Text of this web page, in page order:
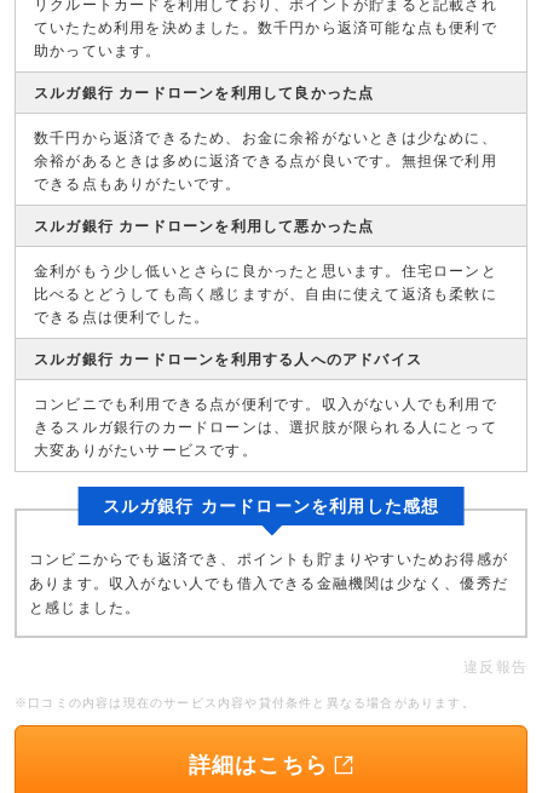
リクルートカードを利用しており、ポイントが貯まると記載され
ていたため利用を決めました。数千円から返済可能な点も便利で
助かっています。
スルガ銀行 カードローンを利用して良かった点
数千円から返済できるため、お金に余裕がないときは少なめに、
余裕があるときは多めに返済できる点が良いです。無担保で利用
できる点もありがたいです。
スルガ銀行 カードローンを利用して悪かった点
金利がもう少し低いとさらに良かったと思います。住宅ローンと
比べるとどうしても高く感じますが、自由に使えて返済も柔軟に
できる点は便利でした。
スルガ銀行 カードローンを利用する人へのアドバイス
コンビニでも利用できる点が便利です。収入がない人でも利用で
きるスルガ銀行のカードローンは、選択肢が限られる人にとって
大変ありがたいサービスです。
スルガ銀行 カードローンを利用した感想
コンビニからでも返済でき、ポイントも貯まりやすいためお得感が
あります。収入がない人でも借入できる金融機関は少なく、優秀だ
と感じました。
違反報告
※口コミの内容は現在のサービス内容や貸付条件と異なる場合があります。
詳細はこちら